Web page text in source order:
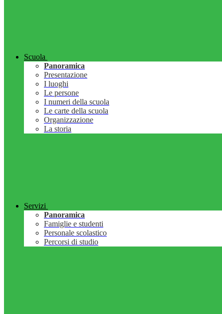
Scuola
Panoramica
Presentazione
I luoghi
Le persone
I numeri della scuola
Le carte della scuola
Organizzazione
La storia
Servizi
Panoramica
Famiglie e studenti
Personale scolastico
Percorsi di studio